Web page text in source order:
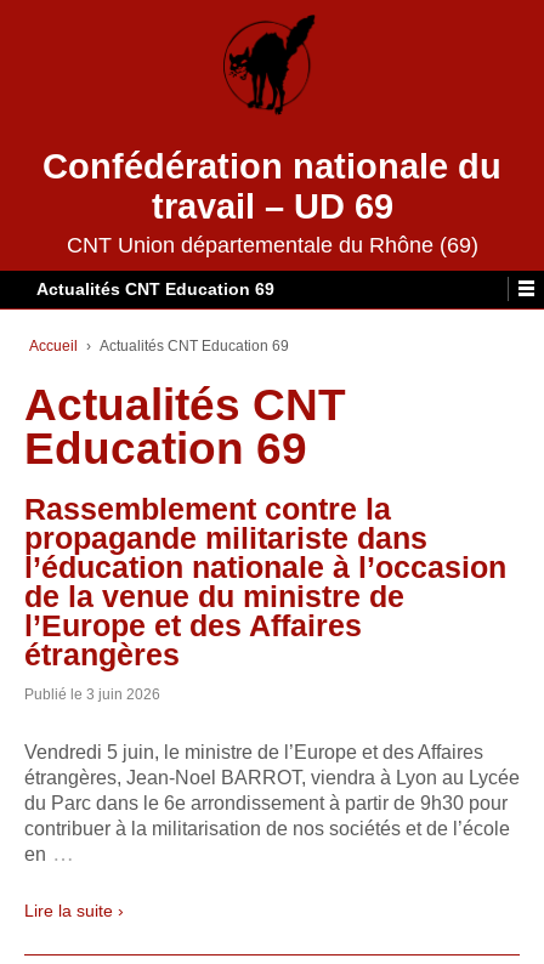
Confédération nationale du
travail – UD 69
CNT Union départementale du Rhône (69)
Actualités CNT Education 69
Accueil › Actualités CNT Education 69
Actualités CNT
Education 69
Rassemblement contre la
propagande militariste dans
l’éducation nationale à l’occasion
de la venue du ministre de
l’Europe et des Affaires
étrangères
Publié le 3 juin 2026
Vendredi 5 juin, le ministre de l’Europe et des Affaires
étrangères, Jean-Noel BARROT, viendra à Lyon au Lycée
du Parc dans le 6e arrondissement à partir de 9h30 pour
contribuer à la militarisation de nos sociétés et de l’école
en …
Lire la suite ›